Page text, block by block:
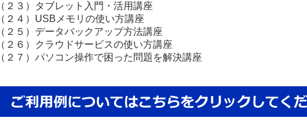
（２３）タブレット入門・活用講座
（２４）USBメモリの使い方講座
（２５）データバックアップ方法講座
（２６）クラウドサービスの使い方講座
（２７）パソコン操作で困った問題を解決講座